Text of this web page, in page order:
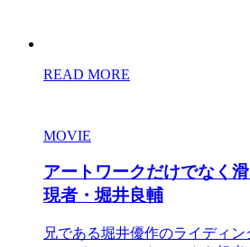
READ MORE
MOVIE
アートワークだけでなく
現者・堀井良輔
兄である堀井優作のライディ